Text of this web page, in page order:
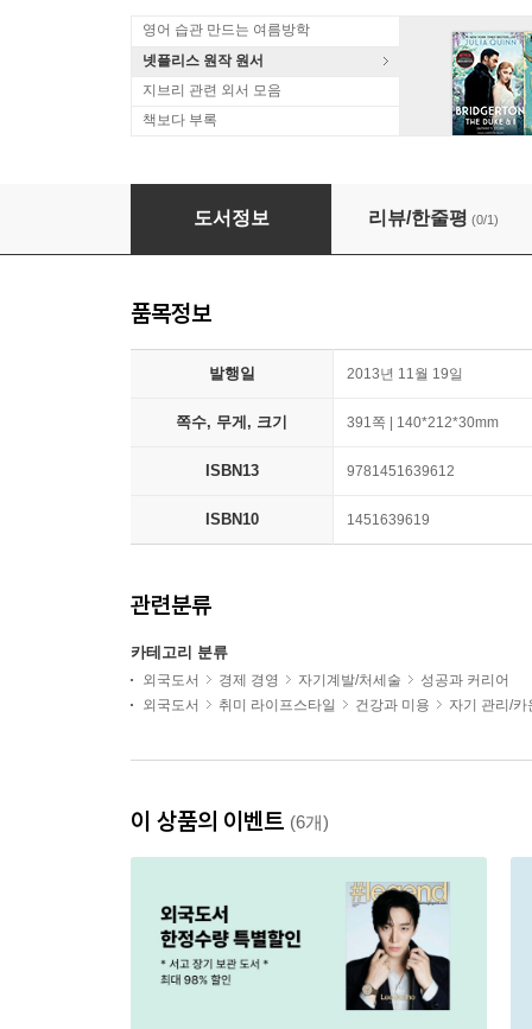
영어 습관 만드는 여름방학
넷플리스 원작 원서
지브리 관련 외서 모음
책보다 부록
The 7 Habits of Highly Effective People
도서정보 리뷰/한줄평 (0/1)
품목정보
발행일 2013년 11월 19일
쪽수, 무게, 크기 391쪽 | 140*212*30mm
ISBN13 9781451639612
ISBN10 1451639619
관련분류
카테고리 분류
외국도서 경제 경영 자기계발/처세술
성공과 커리어
외국도서
취미 라이프스타일 건강과 미용 자기 관리/카
이 상품의 이벤트 (6개)